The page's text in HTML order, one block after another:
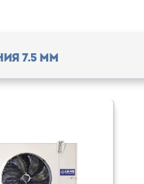
7.5 мм